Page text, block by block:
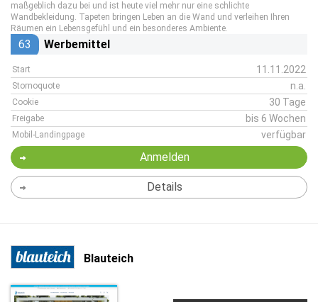
maßgeblich dazu bei und ist heute viel mehr nur eine schlichte
Wandbekleidung. Tapeten bringen Leben an die Wand und verleihen Ihren
Räumen ein Lebensgefühl und ein besonderes Ambiente.
63 Werbemittel
Start 11.11.2022
Stornoquote n.a.
Cookie 30 Tage
Freigabe bis 6 Wochen
Mobil-Landingpage verfügbar
Anmelden
Details
Blauteich